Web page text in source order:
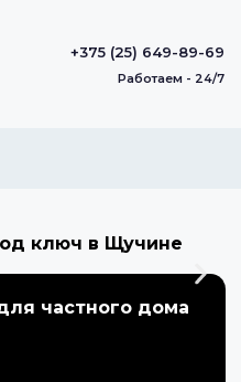
+375 (25) 649-89-69
Работаем - 24/7
ключ в Щучине
частного дома